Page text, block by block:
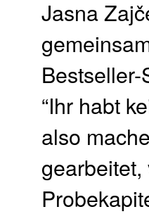
Jasna
“Ihr habt
also
gearbeitet,